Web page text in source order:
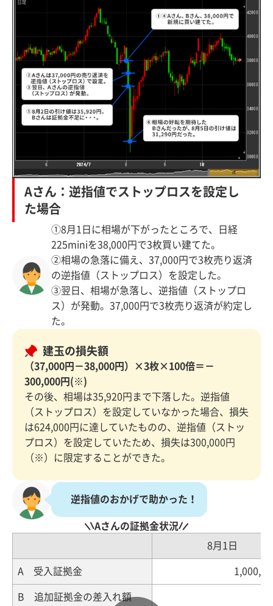
Aさん：逆指値でストップロスを設定し
た場合
①8月1日に相場が下がったところで、日経
225miniを38,000円で3枚買い建てた。
②相場の急落に備え、37,000円で3枚売り返済
の逆指値（ストップロス）を設定した。
③翌日、相場が急落し、逆指値（ストップロ
ス）が発動。37,000円で3枚売り返済が約定し
た。
建玉の損失額
（37,000円－38,000円）×3枚×100倍＝－
300,000円(※)
その後、相場は35,920円まで下落した。逆指値
（ストップロス）を設定していなかった場合、損失
は624,000円に達していたものの、逆指値（ストッ
プロス）を設定していたため、損失は300,000円
（※）に限定することができた。
逆指値のおかげで助かった！
Aさんの証拠金状況
8月1日
A 受入証拠金
B 追加証拠金の差入れ額